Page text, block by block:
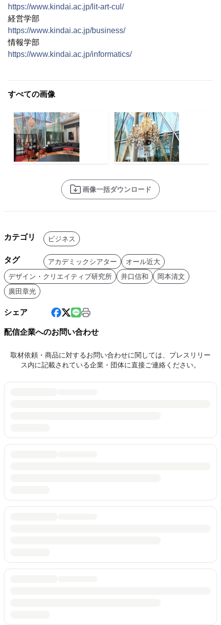
https://www.kindai.ac.jp/lit-art-cul/
経営学部
https://www.kindai.ac.jp/business/
情報学部
https://www.kindai.ac.jp/informatics/
すべての画像
画像一括ダウンロード
カテゴリ ビジネス
タグ アカデミックシアター
オール近大
デザイン・クリエイティブ研究所
井口信和
岡本清文
廣田章光
シェア
配信企業へのお問い合わせ
取材依頼・商品に対するお問い合わせに関しては、プレスリリー
ス内に記載されている企業・団体に直接ご連絡ください。